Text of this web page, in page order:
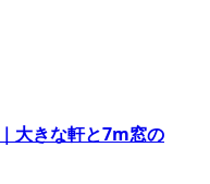
大きな軒と7m窓の